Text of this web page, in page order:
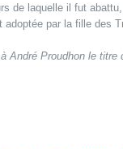
de laquelle il fut
par la fille des
André Proudhon le